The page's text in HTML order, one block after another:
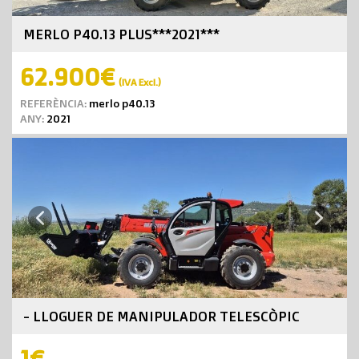
MERLO P40.13 PLUS***2021***
62.900€ (IVA Excl.)
REFERÈNCIA: merlo p40.13
ANY: 2021
Previous Next
- LLOGUER DE MANIPULADOR TELESCÒPIC